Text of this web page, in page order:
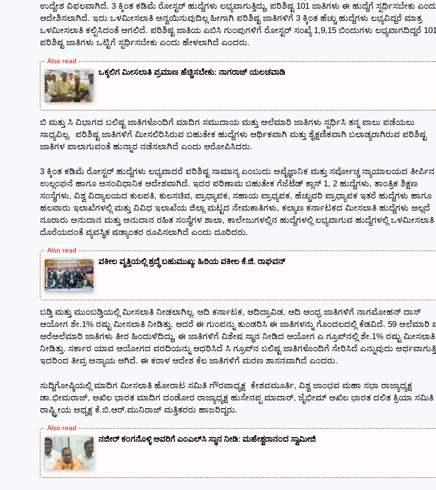
ಉದ್ದೇಶ ವಿಫಲವಾಗಿದೆ. 3 ಕ್ಕಿಂತ ಕಡಿಮೆ ರೋಸ್ಟರ್ ಹುದ್ದೆಗಳು ಲಭ್ಯವಾಗುತ್ತಿದ್ದು, ಪರಿಶಿಷ್ಟ 101 ಜಾತಿಗಳು ಈ ಹುದ್ದೆಗೆ ಸ್ಪರ್ಧಿಸಬೇಕು
ಆದೇಶಿಸಲಾಗಿದೆ. ಇದು ಒಳಮೀಸಲಾತಿ ಅನ್ವಯಿಸುವುದಿಲ್ಲ ಹೀಗಾಗಿ ಪರಿಶಿಷ್ಟ ಜಾತಿಗಳಿಗೆ 3 ಕ್ಕಿಂತ ಹೆಚ್ಚು ಹುದ್ದೆಗಳು ಲಭ್ಯವಿದ್ದರೆ ಮಾತ್ರ
ಒಳಮೀಸಲಾತಿ ಕಲ್ಪಿಸಿದಂತೆ ಆಗಲಿದೆ. ಪರಿಶಿಷ್ಟ ಜಾತಿಯ ಎಬಿಸಿ ಗುಂಪುಗಳಿಗೆ ರೋಸ್ಟರ್ ಸಂಖ್ಯೆ 1,9,15 ಬಿಂದುಗಳು ಲಭ್ಯವಾಗದಿದ್ದರೆ
ಪರಿಶಿಷ್ಟ ಜಾತಿಗಳು ಒಟ್ಟಿಗೆ ಸ್ಪರ್ಧಿಸಬೇಕು ಎಂದು ಹೇಳಲಾಗಿದೆ ಎಂದರು.
ಒಕ್ಕಲಿಗ ಮೀಸಲಾತಿ ಪ್ರಮಾಣ ಹೆಚ್ಚಿಸಬೇಕು: ನಾಗರಾಜ್ ಯಲಚವಾಡಿ
ಬಿ ಮತ್ತು ಸಿ ವಿಭಾಗದ ಬಲಿಷ್ಟ ಜಾತಿಗಳೊಂದಿಗೆ ಮಾದಿಗ ಸಮುದಾಯ ಮತ್ತು ಅಲೆಮಾರಿ ಜಾತಿಗಳು ಸ್ಪರ್ಧಿಸಿ ತನ್ನ ಪಾಲು ಪಡೆಯಲು
ಸಾಧ್ಯವಿಲ್ಲ. ಪರಿಶಿಷ್ಟ ಜಾತಿಗಳಿಗೆ ಮೀಸಲಿರಿಸಿರುವ ಬಹುತೇಕ ಹುದ್ದೆಗಳು ಆರ್ಥಿಕವಾಗಿ ಮತ್ತು ಶೈಕ್ಷಣಿಕವಾಗಿ ಬಲಾಡ್ಯರಾಗಿರುವ ಪರಿಶಿಷ್ಟ
ಜಾತಿಗಳ ಪಾಲಾಗುವಂತೆ ಹುನ್ನಾರ ನಡೆಸಲಾಗಿದೆ ಎಂದು ಆರೋಪಿಸಿದರು.
3 ಕ್ಕಿಂತ ಕಡಿಮೆ ರೋಸ್ಟರ್ ಹುದ್ದೆಗಳು ಲಭ್ಯವಾದರೆ ಪರಿಶಿಷ್ಟ ಸಾಮಾನ್ಯ ಎಂಬುದು ಅವೈಜ್ಞಾನಿಕ ಮತ್ತು ಸರ್ವೋಚ್ಚ ನ್ಯಾಯಾಲಯದ ತೀರ್ಪಿನ
ಉಲ್ಲಂಘನೆ ಹಾಗೂ ಅಸಂವಿಧಾನಿಕ ಆದೇಶವಾಗಿದೆ. ಇದರ ಪರಿಣಾಮ ಬಹುತೇಕ ಗೆಜೆಟೆಡ್ ಕ್ಲಾಸ್ 1, 2 ಹುದ್ದೆಗಳು, ತಾಂತ್ರಿಕ ಶಿಕ್ಷಣ
ಸಂಸ್ಥೆಗಳು, ವಿಶ್ವ ವಿದ್ಯಾಲಯದ ಕುಲಪತಿ, ಕುಲಸಚಿವ, ಪ್ರಾಧ್ಯಾಪಕ, ಸಹಾಯ ಪ್ರಾಧ್ಯಪಕ, ಹೆಚ್ಚುವರಿ ಪ್ರಾಧ್ಯಾಪಕ ಇತರೆ ಹುದ್ದೆಗಳು ಹಾಗೂ
ಹಲವಾರು ಇಲಾಖೆಗಳಲ್ಲಿ ಮತ್ತು ವಿವಿಧ ಇಲಾಖೆಯ ಜಿಲ್ಲಾ ಮಟ್ಟದ ನೇಮಕಾತಿಗಳು, ಕಲ್ಯಾಣ ಕರ್ನಾಟಕದ ಮೀಸಲಾತಿ ಹುದ್ದೆಗಳು ಅಲ್ಲದೆ
ನೂರಾರು ಅನುದಾನ ಮತ್ತು ಅನುದಾನ ರಹಿತ ಸಂಸ್ಥೆಗಳ ಶಾಲಾ, ಕಾಲೇಜುಗಳಲ್ಲಿನ ಹುದ್ದೆಗಳಲ್ಲಿ ಲಭ್ಯವಾಗುವ ಹುದ್ದೆಗಳಲ್ಲಿ ಒಳಮೀಸಲಾತಿ
ದೊರೆಯದಂತೆ ವ್ಯವಸ್ಥಿತ ಷಡ್ಯಾಂತರ ರೂಪಿಸಲಾಗಿದೆ ಎಂದು ದೂರಿದರು.
ವಕೀಲ ವೃತ್ತಿಯಲ್ಲಿ ಶ್ರದ್ಧೆ ಬಹುಮುಖ್ಯ: ಹಿರಿಯ ವಕೀಲ ಕೆ.ಜಿ. ರಾಘವನ್
ಬಡ್ತಿ ಮತ್ತು ಮುಂಬಡ್ತಿಯಲ್ಲಿ ಮೀಸಲಾತಿ ನೀಡಲಾಗಿಲ್ಲ. ಆದಿ ಕರ್ನಾಟಕ, ಆದಿದ್ರಾವಿಡ, ಆದಿ ಆಂಧ್ರ ಜಾತಿಗಳಿಗೆ ನಾಗಮೋಹನ್ ದಾಸ್
ಆಯೋಗ ಶೇ.1% ರಷ್ಟು ಮೀಸಲಾತಿ ನೀಡಿತ್ತು. ಆದರೆ ಈ ಗುಂಪನ್ನು ತುಂಡರಿಸಿ ಈ ಜಾತಿಗಳನ್ನು ಗೊಂದಲದಲ್ಲಿ ಕೆಡವಿದೆ. 59 ಅಲೆಮಾರಿ
ಅರೆಅಲೆಮಾರಿ ಜಾತಿಗಳು ತೀರ ಹಿಂದುಳಿದಿದ್ದು, ಈ ಜಾತಿಗಳಿಗೆ ವಿಶೇಷ ಸ್ಥಾನ ನೀಡಿದ ಆಯೋಗ ಎ ಗ್ರೂಪ್‌ನಲ್ಲಿ ಶೇ.1% ರಷ್ಟು ಮೀಸಲಾತಿ
ನೀಡಿತ್ತು. ಸರ್ಕಾರ ಯಾವ ಆಯೋಗದ ವರದಿಯನ್ನು ಆಧರಿಸಿದೆ ಸಿ ಗ್ರೂಪ್‌ನ ಬಲಿಷ್ಟ ಜಾತಿಗಳೊಂದಿಗೆ ಸೇರಿಸಿದೆ ಎನ್ನುವುದು
ಇದರಿಂದ ತೀವ್ರ ಅನ್ಯಾಯ ಆಗಿದೆ. ಈ ಕರಾಳ ಆದೇಶ ಕೆಲ ಜಾತಿಗಳಿಗೆ ಮರಣ ಶಾಸನವಾಗಿದೆ ಎಂದರು.
ಸುದ್ದಿಗೋಷ್ಠಿಯಲ್ಲಿ ಮಾದಿಗ ಮೀಸಲಾತಿ ಹೋರಾಟ ಸಮಿತಿ ಗೌರವಾಧ್ಯಕ್ಷ ಕೇಶವಮೂರ್ತಿ, ವಿಶ್ವ ಜಾಂಭವ ಮಹಾ ಸಭಾ ರಾಜ್ಯಾಧ್ಯಕ್ಷ
ಡಾ.ಭೀಮರಾಜ್, ಅಖಿಲ ಭಾರತ ಮಾದಿಗ ದಂಡೋರ ರಾಜ್ಯಾಧ್ಯಕ್ಷ ಹುಸೇನಪ್ಪ ಮಾದಾರ್, ಜೈಭೀಮ್ ಅಖಿಲ ಭಾರತ ದಲಿತ ಕ್ರಿಯಾ ಸಮಿತಿ
ರಾಷ್ಟ್ರೀಯ ಅಧ್ಯಕ್ಷ ಕೆ.ಬಿ.ಆರ್.ಮುನಿರಾಜ್ ಮತ್ತಿತರರು ಹಾಜರಿದ್ದರು.
ನಜೀರ್ ಕಂಗನೊಳ್ಳಿ ಅವರಿಗೆ ಎಂಎಲ್‌ಸಿ ಸ್ಥಾನ ನೀಡಿ: ಮಹೇಶ್ವರಾನಂದ ಸ್ವಾಮೀಜಿ